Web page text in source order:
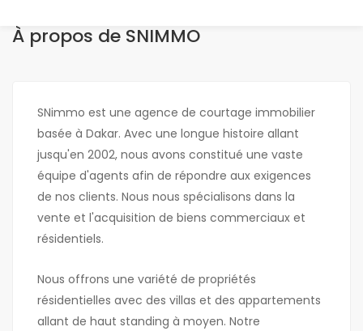
À propos de SNIMMO
SNimmo est une agence de courtage immobilier
basée à Dakar. Avec une longue histoire allant
jusqu'en 2002, nous avons constitué une vaste
équipe d'agents afin de répondre aux exigences
de nos clients. Nous nous spécialisons dans la
vente et l'acquisition de biens commerciaux et
résidentiels.
Nous offrons une variété de propriétés
résidentielles avec des villas et des appartements
allant de haut standing à moyen. Notre